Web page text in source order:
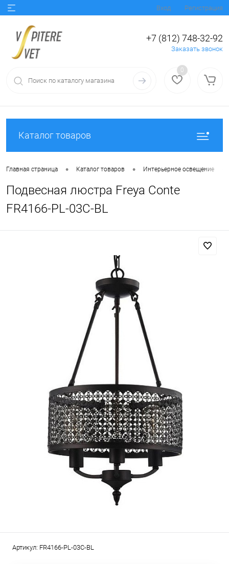
Вход Регистрация
+7 (812) 748-32-92
Заказать звонок
0
Каталог товаров
Главная страница • Каталог товаров • Интерьерное освещение
Подвесная люстра Freya Conte
FR4166-PL-03C-BL
Артикул: FR4166-PL-03C-BL